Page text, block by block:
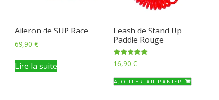
Aileron de SUP Race
69,90 €
Lire la suite
Leash de Stand Up
Paddle Rouge
Note
5.00
16,90 €
AJOUTER AU PANIER